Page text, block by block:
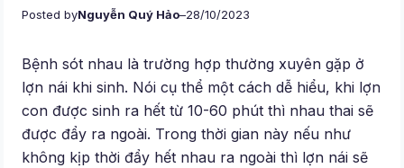
Posted byNguyễn Quý Hảo–28/10/2023
Bệnh sót nhau là trường hợp thường xuyên gặp ở
lợn nái khi sinh. Nói cụ thể một cách dễ hiểu, khi lợn
con được sinh ra hết từ 10-60 phút thì nhau thai sẽ
được đẩy ra ngoài. Trong thời gian này nếu như
không kịp thời đẩy hết nhau ra ngoài thì lợn nái sẽ